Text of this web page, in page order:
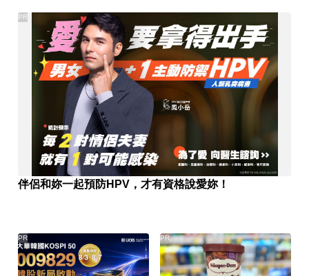
伴侶和妳一起預防HPV，才有資格說愛妳！
PR
PR PR